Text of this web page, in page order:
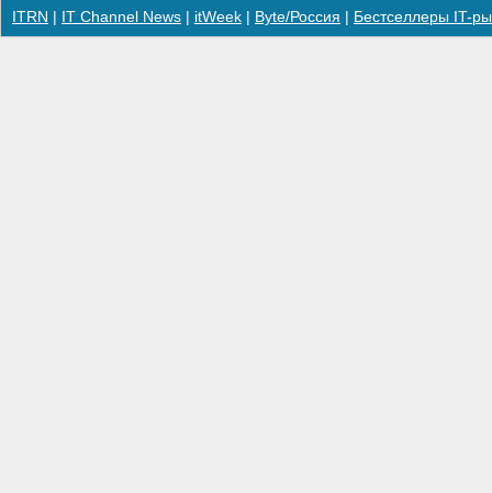
ITRN IT Channel News itWeek Byte/Россия Бестселлеры IT-